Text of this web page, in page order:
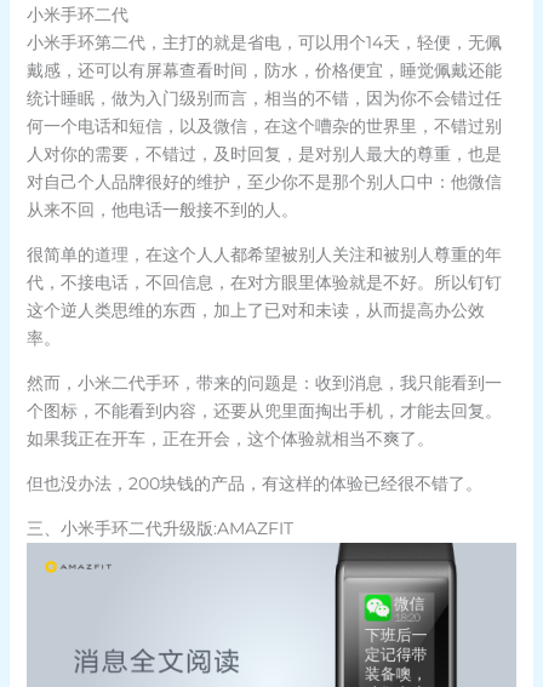
小米手环二代
小米手环第二代，主打的就是省电，可以用个14天，轻便，无佩
戴感，还可以有屏幕查看时间，防水，价格便宜，睡觉佩戴还能
统计睡眠，做为入门级别而言，相当的不错，因为你不会错过任
何一个电话和短信，以及微信，在这个嘈杂的世界里，不错过别
人对你的需要，不错过，及时回复，是对别人最大的尊重，也是
对自己个人品牌很好的维护，至少你不是那个别人口中：他微信
从来不回，他电话一般接不到的人。
很简单的道理，在这个人人都希望被别人关注和被别人尊重的年
代，不接电话，不回信息，在对方眼里体验就是不好。所以钉钉
这个逆人类思维的东西，加上了已对和未读，从而提高办公效
率。
然而，小米二代手环，带来的问题是：收到消息，我只能看到一
个图标，不能看到内容，还要从兜里面掏出手机，才能去回复。
如果我正在开车，正在开会，这个体验就相当不爽了。
但也没办法，200块钱的产品，有这样的体验已经很不错了。
三、小米手环二代升级版:AMAZFIT